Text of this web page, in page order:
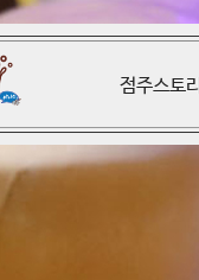
점주스토리